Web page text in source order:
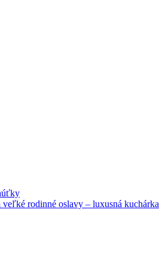
rodinné oslavy – luxusná kuchárka